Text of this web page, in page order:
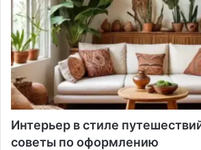
Интерьер в стиле
советы по оформлению